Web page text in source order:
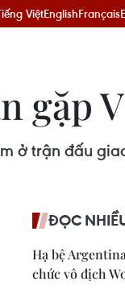
ViệtEnglishFrançais
gặp
ở trận đấu
ĐỌC
Hạ bệ
chức vô địch